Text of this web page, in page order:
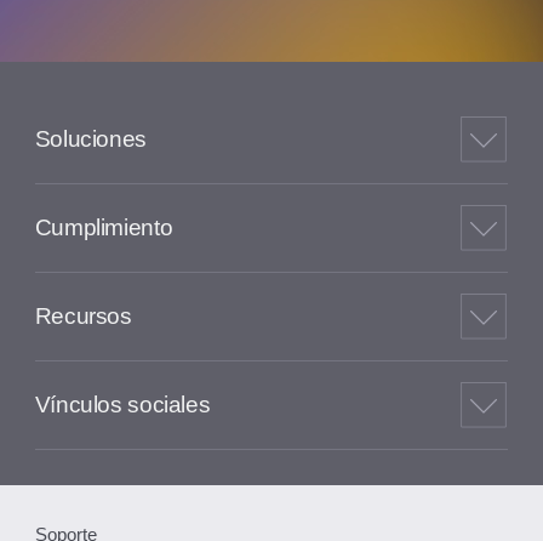
Soluciones
Cumplimiento
Recursos
Vínculos sociales
Soporte